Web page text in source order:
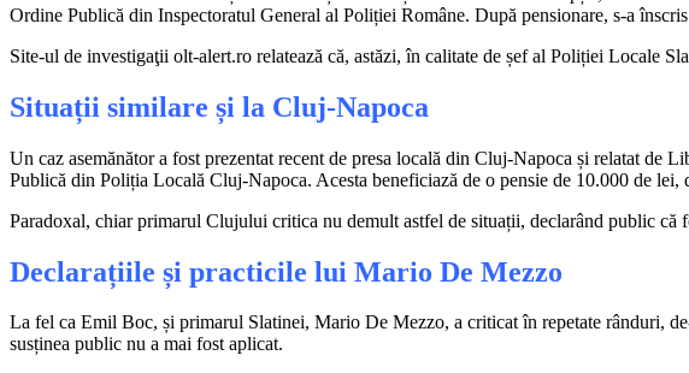
Ordine Publică din Inspectoratul General al Poliției Române. După pensionare, s-a
Site-ul de investigaţii olt-alert.ro relatează că, astăzi, în calitate de șef al Poliției Locale
Situații similare și la Cluj-Napoca
Un caz asemănător a fost prezentat recent de presa locală din Cluj-Napoca și relatat de
Publică din Poliția Locală Cluj-Napoca. Acesta beneficiază de o pensie de 10.000 de
Paradoxal, chiar primarul Clujului critica nu demult astfel de situații, declarând public
Declarațiile și practicile lui Mario De Mezzo
La fel ca Emil Boc, și primarul Slatinei, Mario De Mezzo, a criticat în repetate rânduri,
susținea public nu a mai fost aplicat.